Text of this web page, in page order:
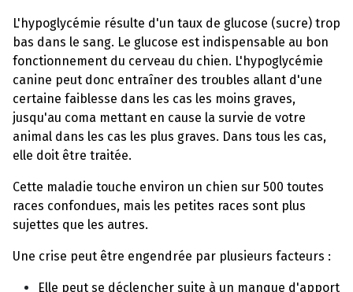
L'hypoglycémie résulte d'un taux de glucose (sucre) trop
bas dans le sang. Le glucose est indispensable au bon
fonctionnement du cerveau du chien. L'hypoglycémie
canine peut donc entraîner des troubles allant d'une
certaine faiblesse dans les cas les moins graves,
jusqu'au coma mettant en cause la survie de votre
animal dans les cas les plus graves. Dans tous les cas,
elle doit être traitée.
Cette maladie touche environ un chien sur 500 toutes
races confondues, mais les petites races sont plus
sujettes que les autres.
Une crise peut être engendrée par plusieurs facteurs :
Elle peut se déclencher suite à un manque d'apport